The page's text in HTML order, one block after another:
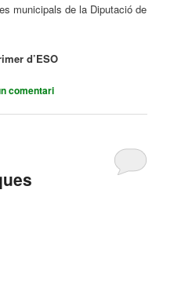
municipals de la Diputació de
d’ESO
comentari